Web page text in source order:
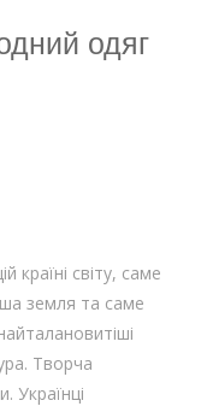
одяг
світу, саме
земля та саме
Творча
Українці